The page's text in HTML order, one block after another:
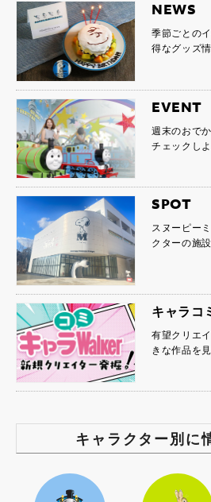
NEWS
季節ごとの
得なグッズ
EVENT
週末のおで
チェックしよ
SPOT
スヌーピー
クターの施
キャラ
有望クリエ
きな作品を
キャラクター別に